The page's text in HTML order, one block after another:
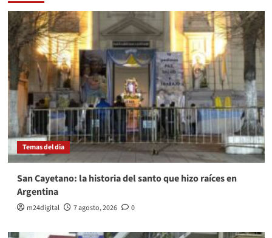
Temas del dia
San Cayetano: la historia del santo que hizo raíces en
Argentina
m24digital 7 agosto, 2026 0